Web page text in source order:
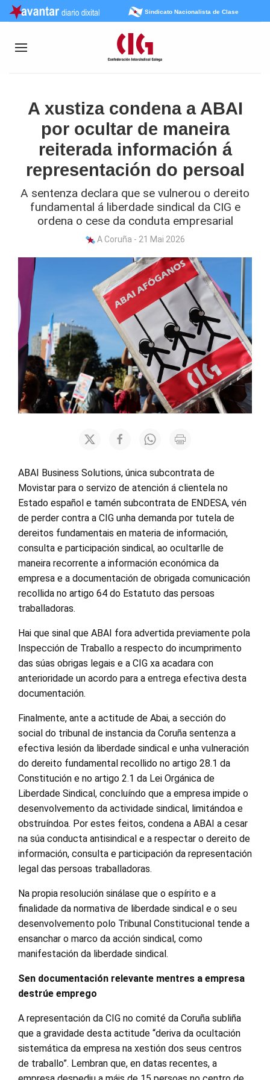
Sindicato Nacionalista de Clase
A xustiza condena a ABAI
por ocultar de maneira
reiterada información á
representación do persoal
A sentenza declara que se vulnerou o dereito
fundamental á liberdade sindical da CIG e
ordena o cese da conduta empresarial
A Coruña - 21 Mai 2026
ABAI Business Solutions, única subcontrata de
Movistar para o servizo de atención á clientela no
Estado español e tamén subcontrata de ENDESA, vén
de perder contra a CIG unha demanda por tutela de
dereitos fundamentais en materia de información,
consulta e participación sindical, ao ocultarlle de
maneira recorrente a información económica da
empresa e a documentación de obrigada comunicación
recollida no artigo 64 do Estatuto das persoas
traballadoras.
Hai que sinal que ABAI fora advertida previamente pola
Inspección de Traballo a respecto do incumprimento
das súas obrigas legais e a CIG xa acadara con
anterioridade un acordo para a entrega efectiva desta
documentación.
Finalmente, ante a actitude de Abai, a sección do
social do tribunal de instancia da Coruña sentenza a
efectiva lesión da liberdade sindical e unha vulneración
do dereito fundamental recollido no artigo 28.1 da
Constitución e no artigo 2.1 da Lei Orgánica de
Liberdade Sindical, concluíndo que a empresa impide o
desenvolvemento da actividade sindical, limitándoa e
obstruíndoa. Por estes feitos, condena a ABAI a cesar
na súa conducta antisindical e a respectar o dereito de
información, consulta e participación da representación
legal das persoas traballadoras.
Na propia resolución sinálase que o espírito e a
finalidade da normativa de liberdade sindical e o seu
desenvolvemento polo Tribunal Constitucional tende a
ensanchar o marco da acción sindical, como
manifestación da liberdade sindical.
Sen documentación relevante mentres a empresa
destrúe emprego
A representación da CIG no comité da Coruña subliña
que a gravidade desta actitude “deriva da ocultación
sistemática da empresa na xestión dos seus centros
de traballo”. Lembran que, en datas recentes, a